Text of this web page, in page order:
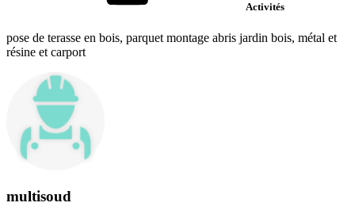
Activités
pose de terasse en bois, parquet montage abris jardin bois, métal et
résine et carport
multisoud